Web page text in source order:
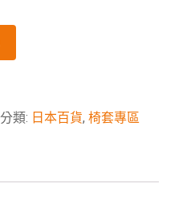
分類: 日本百貨, 椅套專區